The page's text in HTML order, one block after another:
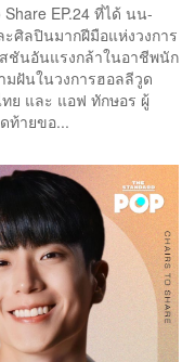
EP.24 ที่ได้ นน-
ศิลปินมากฝีมือแห่งวงการ
ชันอันแรงกล้าในอาชีพนัก
มฝันในวงการฮอลลีวูด
ย และ แอฟ ทักษอร ผู้
ท้ายขอ...